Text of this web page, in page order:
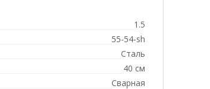
1.5
55-54-sh
Сталь
40 см
Сварная